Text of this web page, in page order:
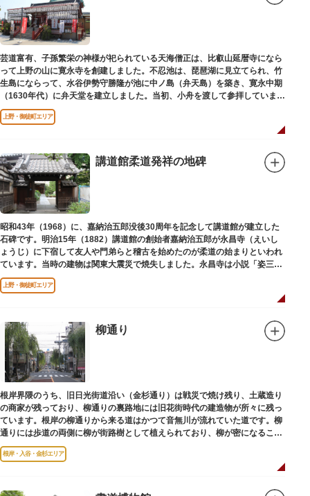
芸道富有、子孫繁栄の神様が祀られている天海僧正は、比叡山延暦寺になら
って上野の山に寛永寺を創建しました。不忍池は、琵琶湖に見立てられ、竹
生島にならって、水谷伊勢守勝隆が池に中ノ島（弁天島）を築き、寛永中期
（1630年代）に弁天堂を建立しました。当初、小舟を渡して参拝していまし
たが、後に橋が架けられました。
上野・御徒町エリア
講道館柔道発祥の地碑
昭和43年（1968）に、嘉納治五郎没後30周年を記念して講道館が建立した
石碑です。明治15年（1882）講道館の創始者嘉納治五郎が永昌寺（えいし
ょうじ）に下宿して友人や門弟らと稽古を始めたのが柔道の始まりといわれ
ています。当時の建物は関東大震災で焼失しました。永昌寺は小説「姿三四
郎」に登場する隆昌寺のモデルでもあります。
上野・御徒町エリア
柳通り
根岸界隈のうち、旧日光街道沿い（金杉通り）は戦災で焼け残り、土蔵造り
の商家が残っており、柳通りの裏路地には旧花街時代の建造物が所々に残っ
ています。根岸の柳通りから来る道はかつて音無川が流れていた道です。柳
通りには歩道の両側に柳が街路樹として植えられており、柳が密になるこの
通りがかつて花街のあった界隈です。
根岸・入谷・金杉エリア